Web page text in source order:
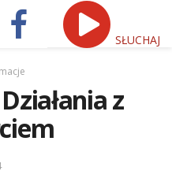
SŁUCHAJ
z